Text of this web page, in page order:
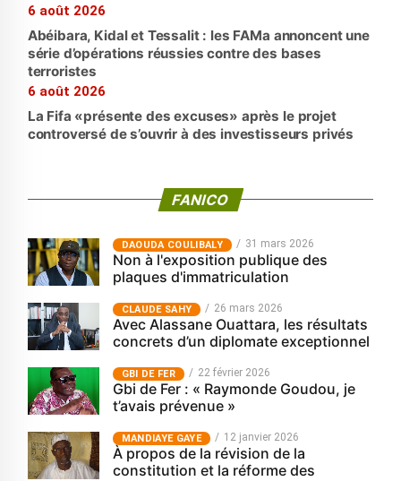
6 août 2026
Abéibara, Kidal et Tessalit : les FAMa annoncent une
série d’opérations réussies contre des bases
terroristes
6 août 2026
La Fifa «présente des excuses» après le projet
controversé de s’ouvrir à des investisseurs privés
FANICO
‎DAOUDA COULIBALY 31 mars 2026
Non à l'exposition publique des
plaques d'immatriculation
CLAUDE SAHY 26 mars 2026
Avec Alassane Ouattara, les résultats
concrets d’un diplomate exceptionnel
GBI DE FER 22 février 2026
Gbi de Fer : « Raymonde Goudou, je
t’avais prévenue »
MANDIAYE GAYE 12 janvier 2026
À propos de la révision de la
constitution et la réforme des